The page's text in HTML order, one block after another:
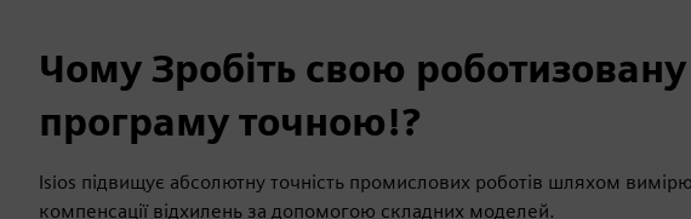
Чому Зробіть свою роботизовану
програму точною!?
Isios підвищує абсолютну точність промислових роботів шляхом
компенсації відхилень за допомогою складних моделей.